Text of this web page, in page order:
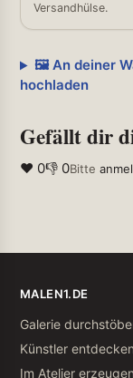
Versandhülse.
🖼️ An deiner
hochladen
Gefällt dir
❤ 0👎 0Bitte
MALEN1.DE
Galerie
Künstler entdecken
Im Atelier erzeugen